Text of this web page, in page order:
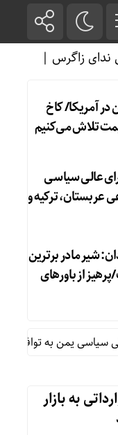
در آمریکا/ کاخ
تلاش می‌کنیم
عالی سیاسی
عربستان، ترکیه و
شیر مادر برترین
از باورهای
یمن به توافقنامه
وارداتی به بازار